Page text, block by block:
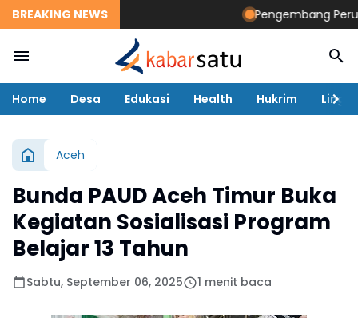
BREAKING NEWS Pengembang
Home Desa Edukasi Health Hukrim
Aceh
Bunda PAUD Aceh Timur Buka
Kegiatan Sosialisasi Program
Belajar 13 Tahun
Sabtu, September 06, 2025 1 menit baca